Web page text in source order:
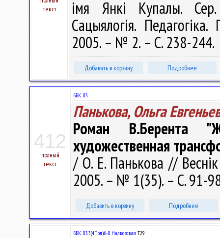
текст
імя Янкі Купалы. Сер.
Сацыялогія. Педагогіка.
2005. – № 2. – С. 238-244.
Добавить в корзину Подробнее
412
полный
текст
ББК 83.
Панькова, Ольга
Роман В.Берента
художественная
/ О. Е. Панькова // Веснік
2005. – № 1(35). – С. 91-
Добавить в корзину Подробнее
ББК 83.3(4Пол)6-8 Налковская Т29